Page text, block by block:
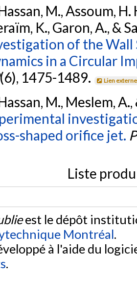
M., Assoum,
K., Garon, A., &
of the Wall
in a Circular
1475-1489. Lien externe
M., Meslem,
shaped orifice jet.
Liste
est le dépôt
Montréal.
à l'aide du
.